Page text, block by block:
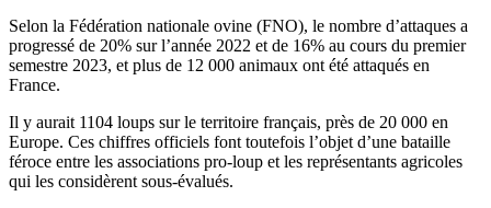
Selon la Fédération nationale ovine (FNO), le nombre d’attaques a
progressé de 20% sur l’année 2022 et de 16% au cours du premier
semestre 2023, et plus de 12 000 animaux ont été attaqués en
France.
Il y aurait 1104 loups sur le territoire français, près de 20 000 en
Europe. Ces chiffres officiels font toutefois l’objet d’une bataille
féroce entre les associations pro-loup et les représentants agricoles
qui les considèrent sous-évalués.